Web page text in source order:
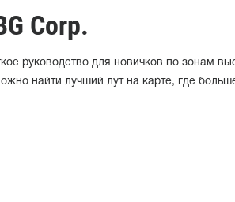
Corp.
руководство для новичков по зонам
найти лучший лут на карте, где